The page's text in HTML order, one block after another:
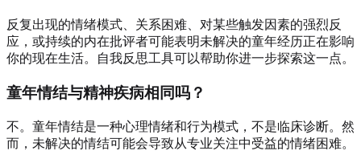
反复出现的情绪模式、关系困难、对某些触发因素的强烈反
应，或持续的内在批评者可能表明未解决的童年经历正在影响
你的现在生活。自我反思工具可以帮助你进一步探索这一点。
童年情结与精神疾病相同吗？
不。童年情结是一种心理情绪和行为模式，不是临床诊断。然
而，未解决的情结可能会导致从专业关注中受益的情绪困难。